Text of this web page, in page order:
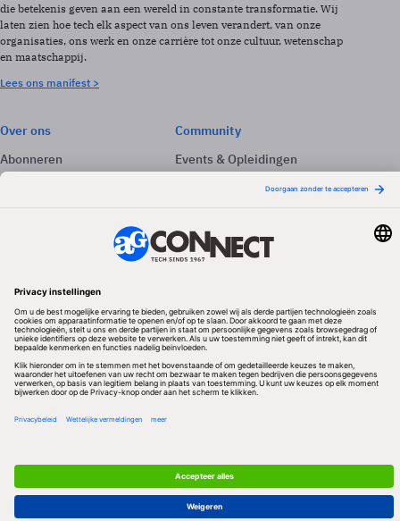
die betekenis geven aan een wereld in constante transformatie. Wij
laten zien hoe tech elk aspect van ons leven verandert, van onze
organisaties, ons werk en onze carrière tot onze cultuur, wetenschap
en maatschappij.
Lees ons manifest >
Over ons
Abonneren
Adverteren
Community
Events & Opleidingen
Volg ons
Redactionele partner
Algemene Voorwaarden & Copyrights